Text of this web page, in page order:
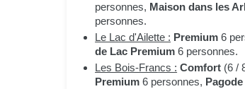
personnes, Maison dans les
personnes.
Le Lac d'Ailette : Premium 6
de Lac Premium 6 personnes.
Les Bois-Francs : Comfort (6 /
Premium 6 personnes,